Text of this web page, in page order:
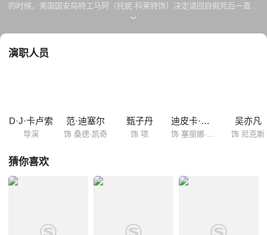
的时候，美国国安局特工马珂（托妮·科莱特饰）决定请回自假死后一直被
政府跟踪的桑德·凯奇（范·迪塞尔饰）。为了给吉布森报仇，同意回归，
有计算机分析师贝基（妮娜·杜波夫饰）。桑德·凯奇团队针对的坏特工们
敌人，必须携手合作。
演职人员
D·J·卡卢索
导演
范·迪塞尔
饰 桑德·凯奇
甄子丹
饰 项
迪皮卡·帕度柯妮 吴亦凡
饰 尼克斯
猜你喜欢